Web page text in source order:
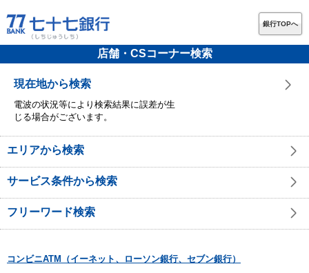
銀行TOPへ
店舗・CSコーナー検索
現在地から検索
電波の状況等により検索結果に誤差が生
じる場合がございます。
エリアから検索
サービス条件から検索
フリーワード検索
コンビニATM（イーネット、ローソン銀行、セブン銀行）